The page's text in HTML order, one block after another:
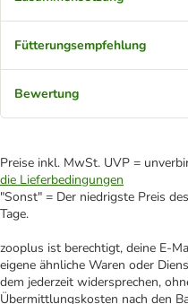
Fütterungsempfehlung
Bewertung
Preise inkl. MwSt. UVP =
die Lieferbedingungen
"Sonst" = Der niedrigste Preis
Tage.
zooplus ist berechtigt, deine E-
eigene ähnliche Waren oder
dem jederzeit widersprechen,
Übermittlungskosten nach den